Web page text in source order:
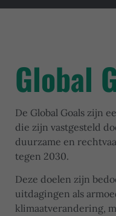
Global
De Global Goals zijn
die zijn vastgesteld
duurzame en
tegen 2030.
Deze doelen zijn
uitdagingen als
klimaatverandering,